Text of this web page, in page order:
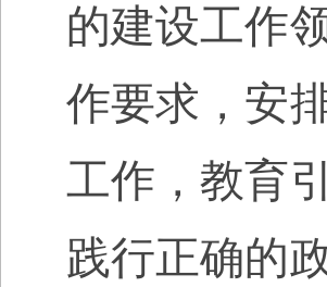
的建设工作
作要求，安
工作，教育
践行正确的